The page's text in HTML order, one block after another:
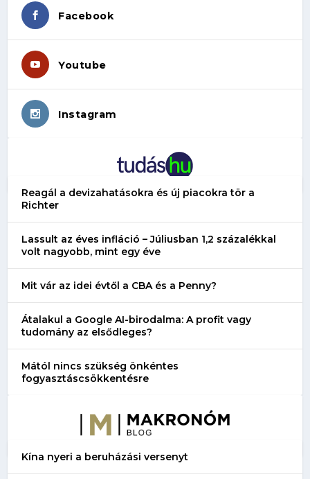
Facebook
Youtube
Instagram
Reagál a devizahatásokra és új piacokra tör a
Richter
Lassult az éves infláció – Júliusban 1,2 százalékkal
volt nagyobb, mint egy éve
Mit vár az idei évtől a CBA és a Penny?
Átalakul a Google AI-birodalma: A profit vagy
tudomány az elsődleges?
Mától nincs szükség önkéntes
fogyasztáscsökkentésre
Kína nyeri a beruházási versenyt